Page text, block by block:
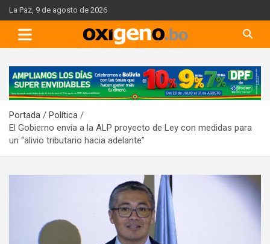
Skip
to
content
La Paz, 9 de agosto de 2026
A
d
e
r
t
Portada
Política
El Gobierno envía a la ALP proyecto de Ley con medidas para
un “alivio tributario hacia adelante”